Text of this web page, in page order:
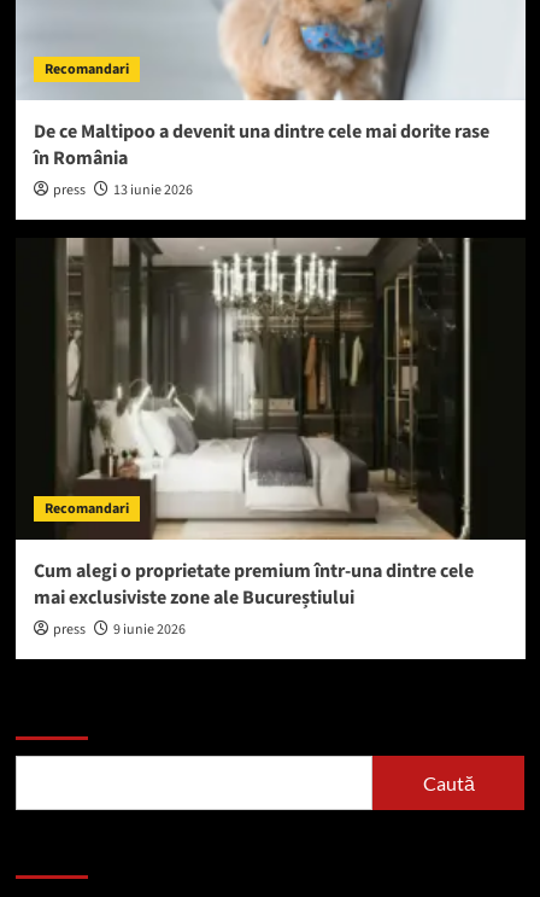
Recomandari
De ce Maltipoo a devenit una dintre cele mai dorite rase
în România
press 13 iunie 2026
Recomandari
Cum alegi o proprietate premium într-una dintre cele
mai exclusiviste zone ale Bucureștiului
press 9 iunie 2026
Caută